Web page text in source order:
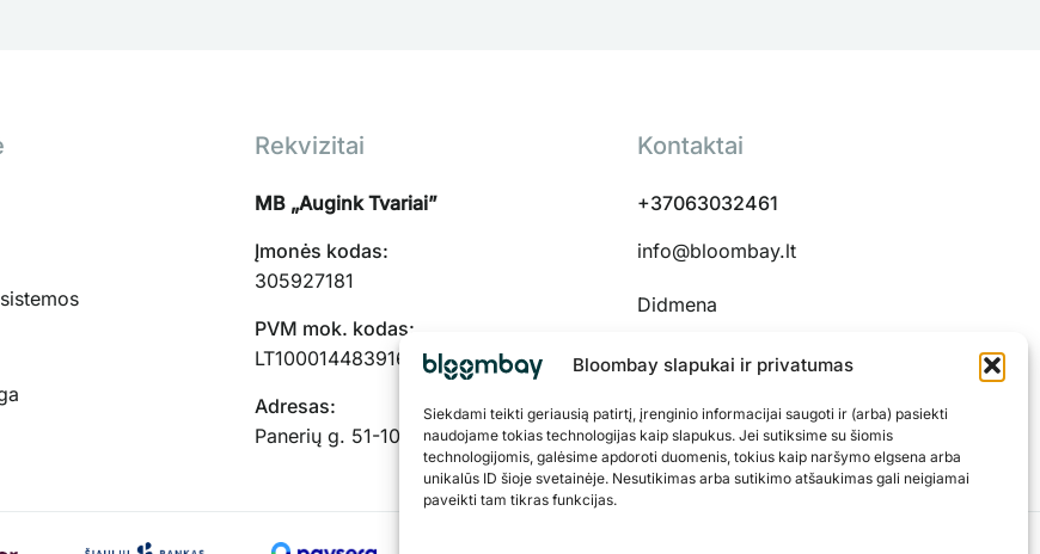
Bloombay slapukai ir privatumas
Siekdami teikti geriausią patirtį, įrenginio informacijai saugoti ir (arba) pasiekti
naudojame tokias technologijas kaip slapukus. Jei sutiksime su šiomis
technologijomis, galėsime apdoroti duomenis, tokius kaip naršymo elgsena arba
unikalūs ID šioje svetainėje. Nesutikimas arba sutikimo atšaukimas gali neigiamai
paveikti tam tikras funkcijas.
Rekvizitai
MB „Augink Tvariai”
Įmonės kodas:
305927181
PVM mok. kodas:
LT100014483916
Adresas:
Panerių g. 51-103, Kaunas, 48334
Kontaktai
+37063032461
info@bloombay.lt
Didmena